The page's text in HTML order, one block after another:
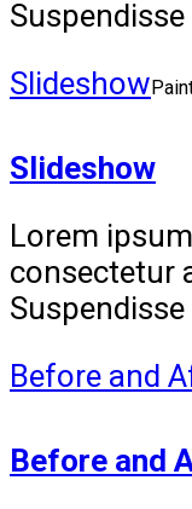
Slideshow
Slideshow
Lorem
consectetur
Before and
Before and